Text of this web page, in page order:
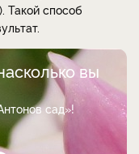
Такой способ
вы
сад»!